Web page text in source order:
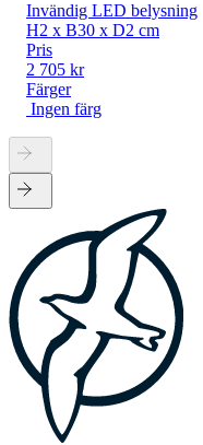
Invändig LED belysning
H2 x B30 x D2 cm
Pris
2 705 kr
Färger
Ingen färg